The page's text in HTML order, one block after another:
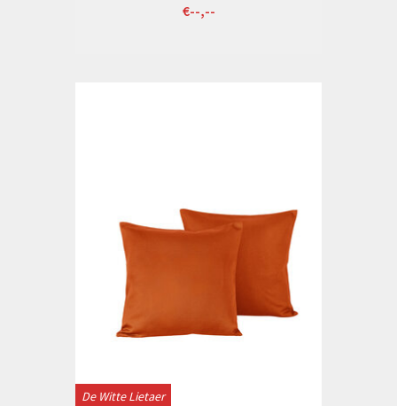
€--,--
De Witte Lietaer